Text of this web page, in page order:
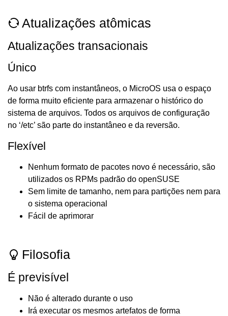
Atualizações atômicas
Atualizações transacionais
Único
Ao usar btrfs com instantâneos, o MicroOS usa o espaço
de forma muito eficiente para armazenar o histórico do
sistema de arquivos. Todos os arquivos de configuração
no ‘/etc’ são parte do instantâneo e da reversão.
Flexível
Nenhum formato de pacotes novo é necessário, são
utilizados os RPMs padrão do openSUSE
Sem limite de tamanho, nem para partições nem para
o sistema operacional
Fácil de aprimorar
Filosofia
É previsível
Não é alterado durante o uso
Irá executar os mesmos artefatos de forma